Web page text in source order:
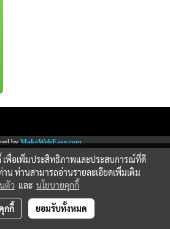
byMakeWebEasy.com
เพื่อเพิ่มประสิทธิภาพและประสบการณ์ที่ดี
าน ท่านสามารถอ่านรายละเอียดเพิ่มเติม
ตัว และ นโยบายคุกกี้
กกี้ ยอมรับทั้งหมด